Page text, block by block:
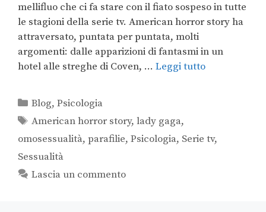
mellifluo che ci fa stare con il fiato sospeso in tutte
le stagioni della serie tv. American horror story ha
attraversato, puntata per puntata, molti
argomenti: dalle apparizioni di fantasmi in un
hotel alle streghe di Coven, … Leggi tutto
Blog,Psicologia
American horror story,lady gaga,
omosessualità, parafilie, Psicologia, Serie tv,
Sessualità
Lascia un commento